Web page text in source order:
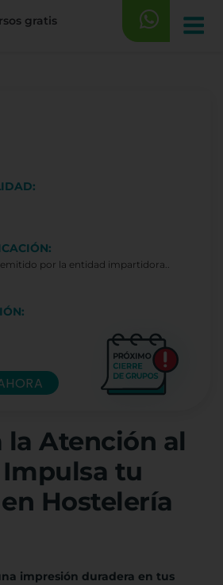
la Atención al
tu
Hostelería
impresión duradera en tus
por la entidad impartidora..